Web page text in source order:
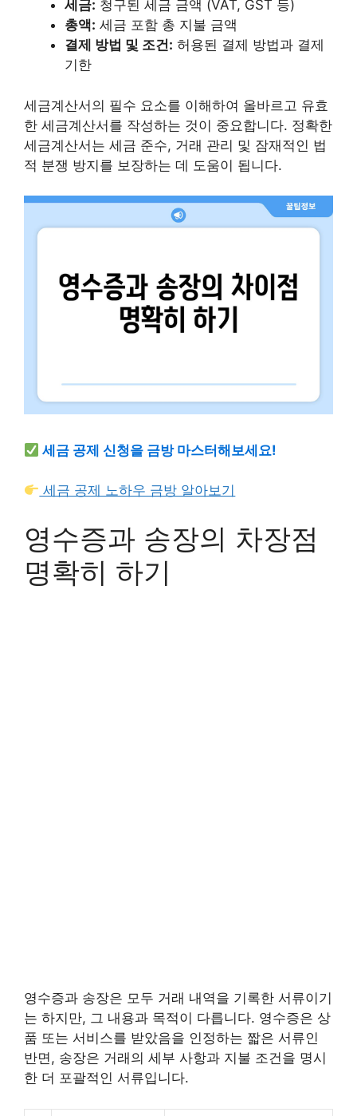
세금: 청구된 세금 금액 (VAT, GST 등)
총액: 세금 포함 총 지불 금액
결제 방법 및 조건: 허용된 결제 방법과 결제
기한
세금계산서의 필수 요소를 이해하여 올바르고 유효
한 세금계산서를 작성하는 것이 중요합니다. 정확한
세금계산서는 세금 준수, 거래 관리 및 잠재적인 법
적 분쟁 방지를 보장하는 데 도움이 됩니다.
세금 공제 신청을 금방 마스터해보세요!
세금 공제 노하우 금방 알아보기
영수증과 송장의 차장점
명확히 하기
영수증과 송장은 모두 거래 내역을 기록한 서류이기
는 하지만, 그 내용과 목적이 다릅니다. 영수증은 상
품 또는 서비스를 받았음을 인정하는 짧은 서류인
반면, 송장은 거래의 세부 사항과 지불 조건을 명시
한 더 포괄적인 서류입니다.